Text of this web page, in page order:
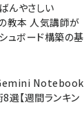
んやさしい
教本 人気講師が
ュボード構築の基
Gemini Notebook
選【週間ランキン